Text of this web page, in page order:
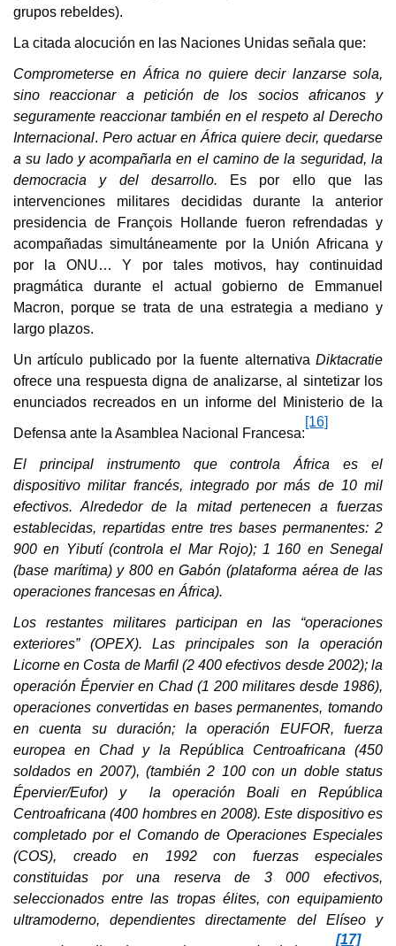
grupos rebeldes).
La citada alocución en las Naciones Unidas señala que:
Comprometerse en África no quiere decir lanzarse sola,
sino reaccionar a petición de los socios africanos y
seguramente reaccionar también en el respeto al Derecho
Internacional. Pero actuar en África quiere decir, quedarse
a su lado y acompañarla en el camino de la seguridad, la
democracia y del desarrollo. Es por ello que las
intervenciones militares decididas durante la anterior
presidencia de François Hollande fueron refrendadas y
acompañadas simultáneamente por la Unión Africana y
por la ONU… Y por tales motivos, hay continuidad
pragmática durante el actual gobierno de Emmanuel
Macron, porque se trata de una estrategia a mediano y
largo plazos.
Un artículo publicado por la fuente alternativa Diktacratie
ofrece una respuesta digna de analizarse, al sintetizar los
enunciados recreados en un informe del Ministerio de la
Defensa ante la Asamblea Nacional Francesa:
[16]
El principal instrumento que controla África es el
dispositivo militar francés, integrado por más de 10 mil
efectivos. Alrededor de la mitad pertenecen a fuerzas
establecidas, repartidas entre tres bases permanentes: 2
900 en Yibutí (controla el Mar Rojo); 1 160 en Senegal
(base marítima) y 800 en Gabón (plataforma aérea de las
operaciones francesas en África).
Los restantes militares participan en las “operaciones
exteriores” (OPEX). Las principales son la operación
Licorne en Costa de Marfil (2 400 efectivos desde 2002); la
operación Épervier en Chad (1 200 militares desde 1986),
operaciones convertidas en bases permanentes, tomando
en cuenta su duración; la operación EUFOR, fuerza
europea en Chad y la República Centroafricana (450
soldados en 2007), (también 2 100 con un doble status
Épervier/Eufor) y la operación Boali en República
Centroafricana (400 hombres en 2008). Este dispositivo es
completado por el Comando de Operaciones Especiales
(COS), creado en 1992 con fuerzas especiales
constituidas por una reserva de 3 000 efectivos,
seleccionados entre las tropas élites, con equipamiento
ultramoderno, dependientes directamente del Elíseo y
[17]